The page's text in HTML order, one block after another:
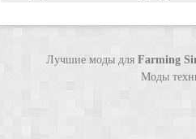
Лучшие моды дляFarming
Моды